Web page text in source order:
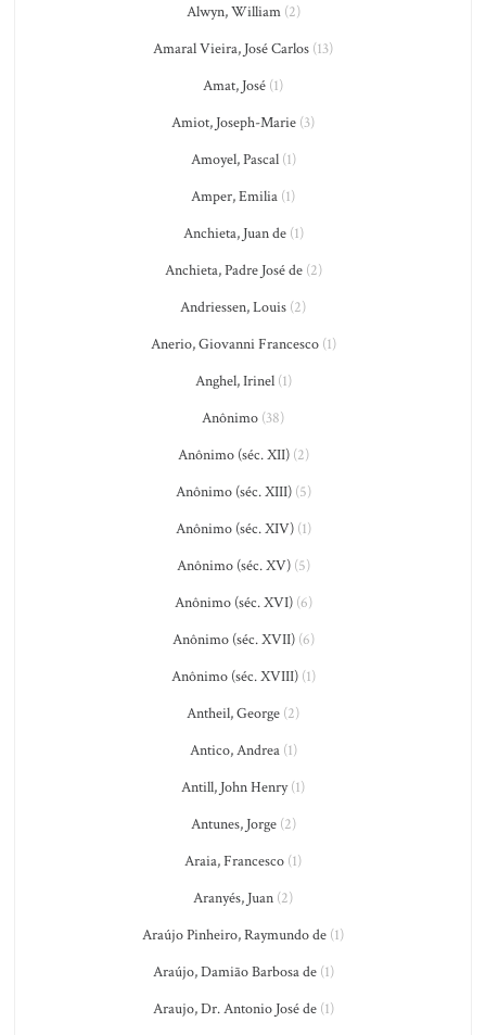
Alwyn, William(2)
Amaral Vieira, José Carlos (13)
Amat, José (1)
Amiot, Joseph-Marie (3)
Amoyel, Pascal(1)
Amper, Emilia (1)
Anchieta, Juan de(1)
Anchieta, Padre José de(2)
Andriessen, Louis (2)
Anerio, Giovanni Francesco(1)
Anghel, Irinel(1)
Anônimo (38)
Anônimo (séc. XII)(2)
Anônimo (séc. XIII)(5)
Anônimo (séc. XIV)(1)
Anônimo (séc. XV)(5)
Anônimo (séc. XVI)(6)
Anônimo (séc. XVII)(6)
Anônimo (séc. XVIII)(1)
Antheil, George (2)
Antico, Andrea(1)
Antill, John Henry(1)
Antunes, Jorge(2)
Araia, Francesco (1)
Aranyés, Juan (2)
Araújo Pinheiro, Raymundo de (1)
Araújo, Damião Barbosa de(1)
Araujo, Dr. Antonio José de(1)